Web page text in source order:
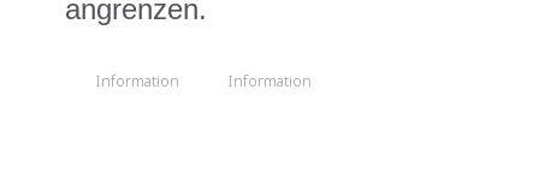
angrenzen.
Information Information